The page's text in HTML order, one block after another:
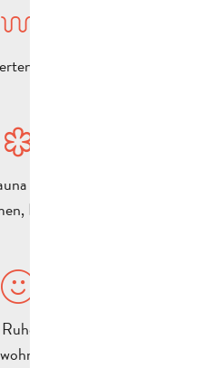
Wegen bleiben
und Flora (pflücken Sie
Pflanzen…).
von Bewohnern und